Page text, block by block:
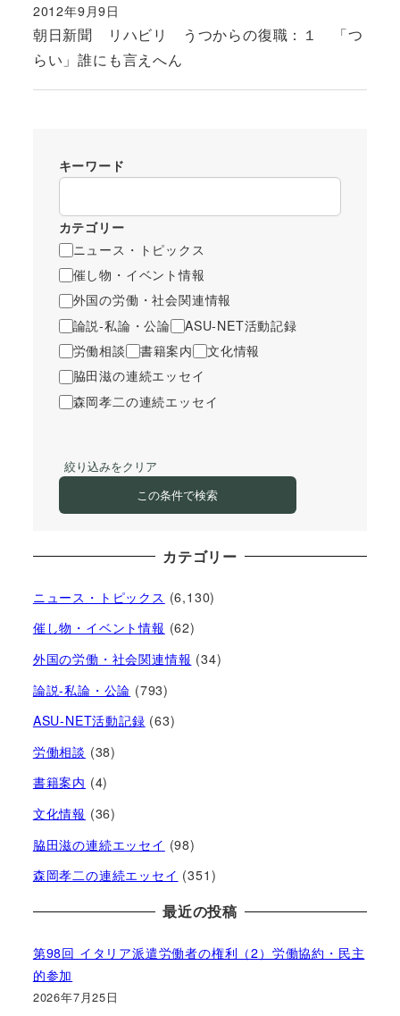
朝日新聞 リハビリ うつからの復職：１ 「つ
らい」誰にも言えへん
投稿日
2012年9月9日
キーワード
カテゴリー
ニュース・トピックス
催し物・イベント情報
外国の労働・社会関連情報
論説-私論・公論
ASU-NET活動記録
労働相談
書籍案内
文化情報
脇田滋の連続エッセイ
森岡孝二の連続エッセイ
絞り込みをクリア
この条件で検索
カテゴリー
ニュース・トピックス (6,130)
催し物・イベント情報 (62)
外国の労働・社会関連情報 (34)
論説-私論・公論 (793)
ASU-NET活動記録 (63)
労働相談 (38)
書籍案内 (4)
文化情報 (36)
脇田滋の連続エッセイ (98)
森岡孝二の連続エッセイ (351)
最近の投稿
第98回 イタリア派遣労働者の権利（2）労働協約・民主
的参加
2026年7月25日